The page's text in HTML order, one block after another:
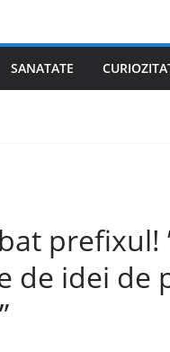
SANATATE
prefixul!
de idei de